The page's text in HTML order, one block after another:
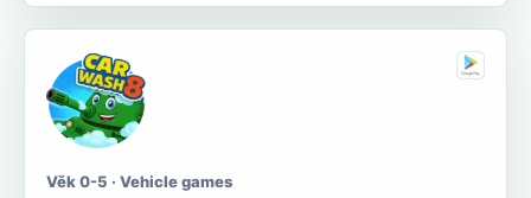
Věk 0-5 · Vehicle games